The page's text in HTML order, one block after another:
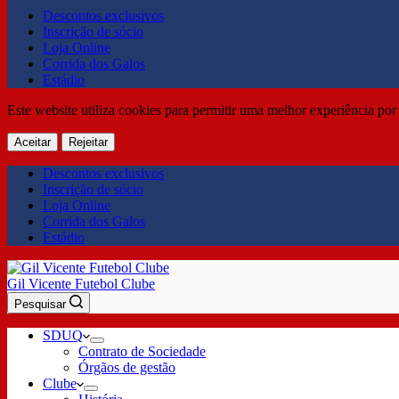
Descontos exclusivos
Inscrição de sócio
Loja Online
Corrida dos Galos
Estádio
Este website utiliza cookies para permitir uma melhor experiência
Aceitar Rejeitar
Descontos exclusivos
Inscrição de sócio
Loja Online
Corrida dos Galos
Estádio
Gil Vicente Futebol Clube
Pesquisar
SDUQ
Contrato de Sociedade
Órgãos de gestão
Clube